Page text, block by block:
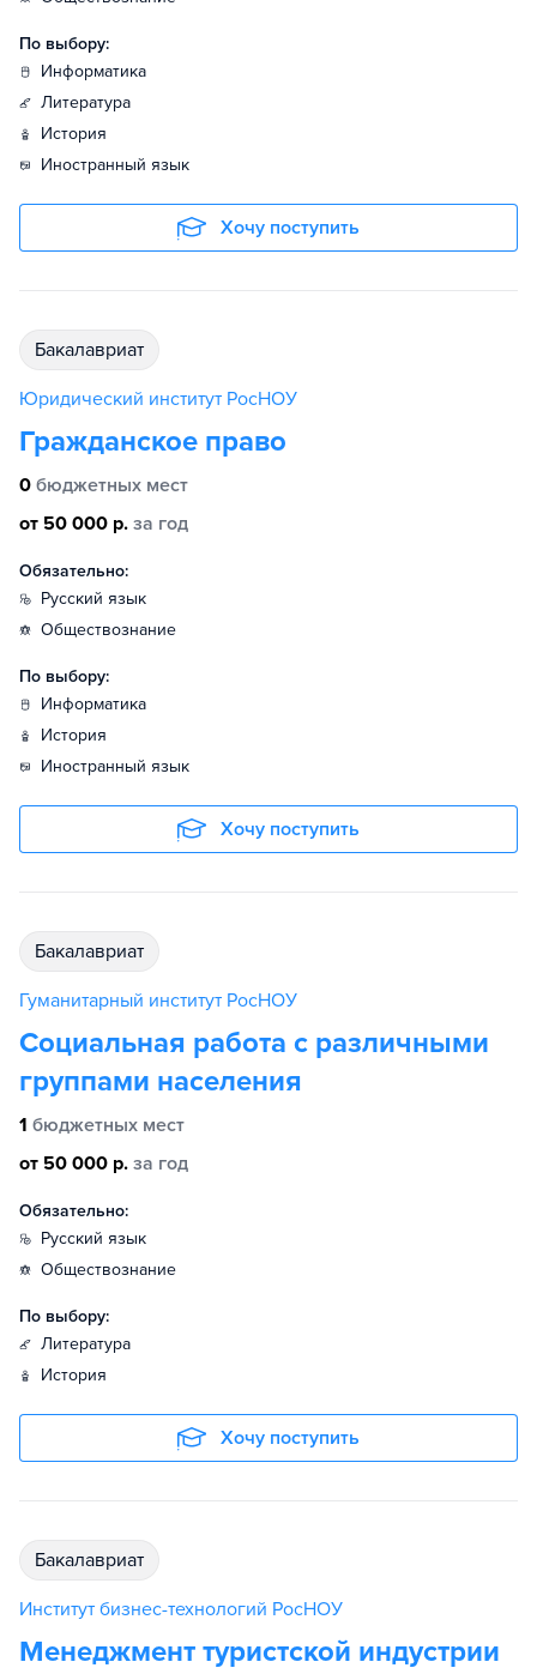
По выбору:
информатика
литература
история
иностранный язык
Хочу поступить
бакалавриат
Юридический институт РосНОУ
Гражданское право
0 бюджетных мест
от 50 000 р. за год
Обязательно:
русский язык
обществознание
По выбору:
информатика
история
иностранный язык
Хочу поступить
бакалавриат
Гуманитарный институт РосНОУ
Социальная работа с различными
группами населения
1 бюджетных мест
от 50 000 р. за год
Обязательно:
русский язык
обществознание
По выбору:
литература
история
Хочу поступить
бакалавриат
Институт бизнес-технологий РосНОУ
Менеджмент туристской индустрии